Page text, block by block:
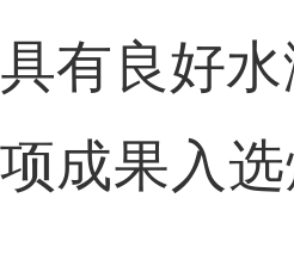
具有良好
项成果入